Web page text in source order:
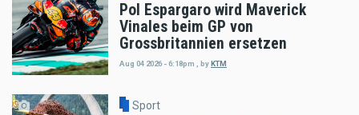
Pol Espargaro wird Maverick
Vinales beim GP von
Grossbritannien ersetzen
Aug 04 2026 - 6:18pm byKTM
Sport